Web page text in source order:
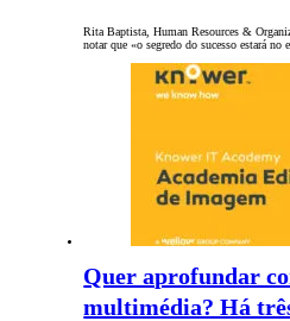
Rita Baptista, Human Resources &
notar que «o segredo do sucesso estará no
Quer aprofundar
multimédia? Há